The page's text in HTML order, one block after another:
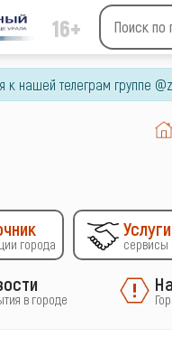
16+
Type 2 or
for results.
к нашей телеграм группе
города
Услуги
сервисы
в городе